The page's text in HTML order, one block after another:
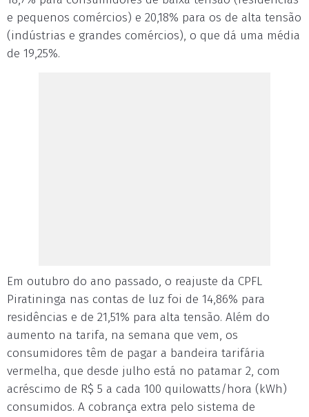
e pequenos comércios) e 20,18% para os de alta tensão
(indústrias e grandes comércios), o que dá uma média
de 19,25%.
Em outubro do ano passado, o reajuste da CPFL
Piratininga nas contas de luz foi de 14,86% para
residências e de 21,51% para alta tensão. Além do
aumento na tarifa, na semana que vem, os
consumidores têm de pagar a bandeira tarifária
vermelha, que desde julho está no patamar 2, com
acréscimo de R$ 5 a cada 100 quilowatts/hora (kWh)
consumidos. A cobrança extra pelo sistema de